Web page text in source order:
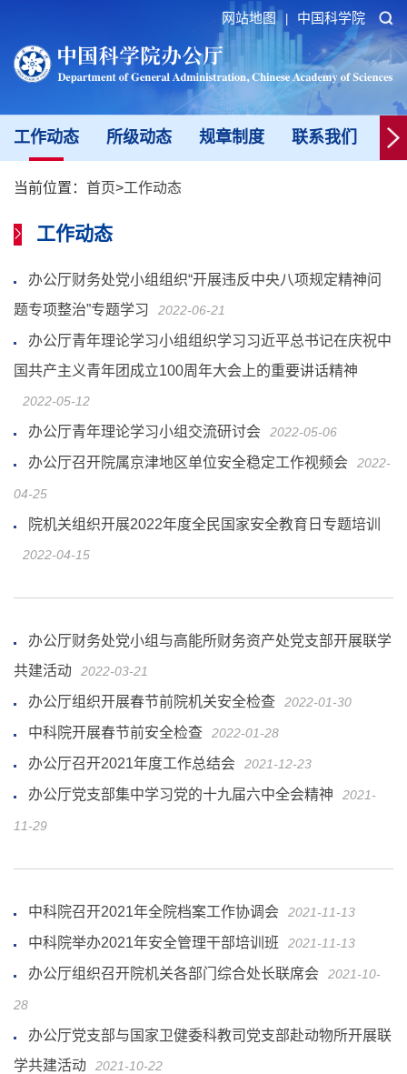
网站地图 中国科学院
工作动态 所级动态 规章制度 联系我们 新
当前位置： 首页>工作动态
工作动态
办公厅财务处党小组组织“开展违反中央八项规定精神问
题专项整治”专题学习
2022-06-21
办公厅青年理论学习小组组织学习习近平总书记在庆祝中
国共产主义青年团成立100周年大会上的重要讲话精神
2022-05-12
办公厅青年理论学习小组交流研讨会 2022-05-06
办公厅召开院属京津地区单位安全稳定工作视频会 2022-
04-25
院机关组织开展2022年度全民国家安全教育日专题培训
2022-04-15
办公厅财务处党小组与高能所财务资产处党支部开展联学
共建活动
2022-03-21
办公厅组织开展春节前院机关安全检查 2022-01-30
中科院开展春节前安全检查 2022-01-28
办公厅召开2021年度工作总结会 2021-12-23
办公厅党支部集中学习党的十九届六中全会精神 2021-
11-29
中科院召开2021年全院档案工作协调会 2021-11-13
中科院举办2021年安全管理干部培训班 2021-11-13
办公厅组织召开院机关各部门综合处长联席会 2021-10-
28
办公厅党支部与国家卫健委科教司党支部赴动物所开展联
学共建活动
2021-10-22